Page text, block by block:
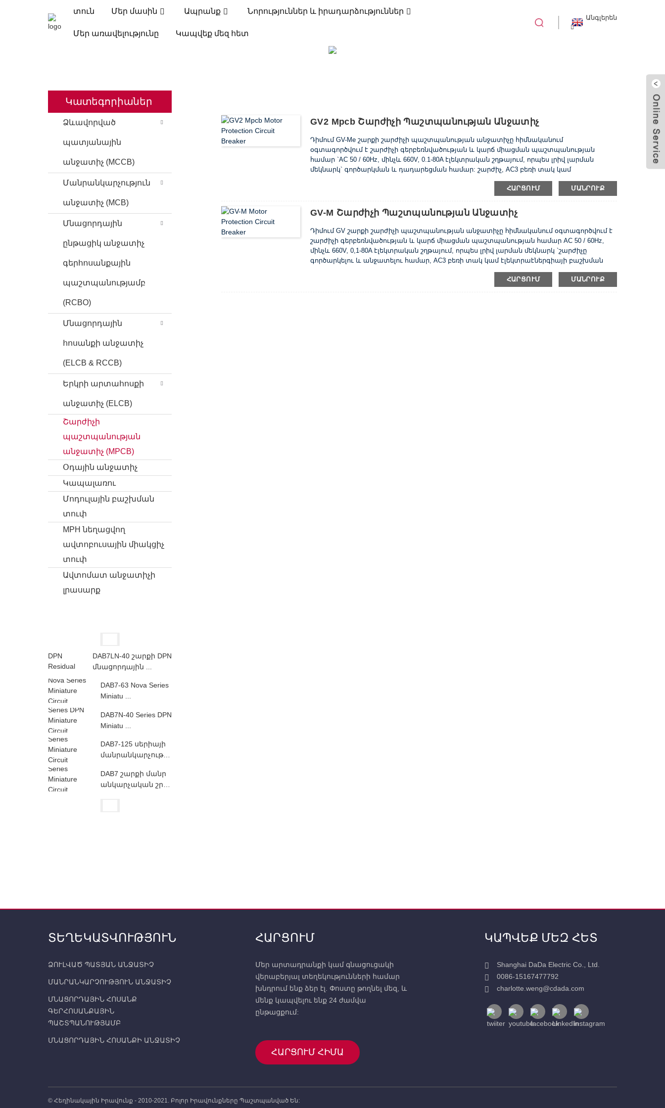
տուն Մեր մասին Ապրանք Նորություններ և իրադարձություններ
Մեր առավելությունը Կապվեք մեզ հետ
Անգլերեն
Կատեգորիաներ
Ձևավորված
պատյանային
անջատիչ (MCCB)
Մանրանկարչություն
անջատիչ (MCB)
Մնացորդային
ընթացիկ անջատիչ
գերհոսանքային
պաշտպանությամբ
(RCBO)
Մնացորդային
հոսանքի անջատիչ
(ELCB & RCCB)
Երկրի արտահոսքի
անջատիչ (ELCB)
Շարժիչի
պաշտպանության
անջատիչ (MPCB)
Օդային անջատիչ
Կապալառու
Մոդուլային բաշխման
տուփ
MPH նեղացվող
ավտոբուսային միակցիչ
տուփ
Ավտոմատ անջատիչի
լրասարք
DAB7LN-40 շարքի DPN
մնացորդային ...
DAB7-63 Nova Series
Miniatu ...
DAB7N-40 Series DPN
Miniatu ...
DAB7-125 սերիայի
մանրանկարչությո
DAB7 շարքի մանր
անկարչական շրջ
GV2 Mpcb Շարժիչի Պաշտպանության Անջատիչ
Դիմում GV-Me շարքի շարժիչի պաշտպանության անջատիչը հիմնականում
օգտագործվում է շարժիչի գերբեռնվածության և կարճ միացման պաշտպանության
համար `AC 50 / 60Hz, մինչև 660V, 0.1-80A էլեկտրական շղթայում, որպես լրիվ լարման
մեկնարկ` գործարկման և դադարեցման համար: շարժիչ, AC3 բեռի տակ կամ
էլեկտրաէներգիայի բաշխման ցանցում միացումից և էլեկտրական սարքավորումից
գերբեռնվածությունից և կարճ միացումից պաշտպանելու համար: Տեխնիկական տեսակ
գնահատումներ AC-3 կարգի մեջ Ընթացիկ կարգավորման տիրույթ (A) ...
ՀԱՐՑՈՒՄ ՄԱՆՐՈՒՔ
GV-M Շարժիչի Պաշտպանության Անջատիչ
Դիմում GV շարքի շարժիչի պաշտպանության անջատիչը հիմնականում օգտագործվում է
շարժիչի գերբեռնվածության և կարճ միացման պաշտպանության համար AC 50 / 60Hz,
մինչև 660V, 0,1-80A էլեկտրական շղթայում, որպես լրիվ լարման մեկնարկ `շարժիչը
գործարկելու և անջատելու համար, AC3 բեռի տակ կամ էլեկտրաէներգիայի բաշխման
ցանցում շղթայի և էլեկտրասարքավորումների գերբեռնվածության և կարճ միացման
պաշտպանության համար: Տեխնիկական տեսակ Տեսակ 3-փուլային շարժիչների 50 / 60Hz
ՀԱՐՑՈՒՄ ՄԱՆՐՈՒՔ
ՏԵՂԵԿԱՏՎՈՒԹՅՈՒՆ
ՁՈՒԼՎԱԾ ՊԱՏՅԱՆ ԱՆՋԱՏԻՉ
ՄԱՆՐԱՆԿԱՐՉՈՒԹՅՈՒՆ ԱՆՋԱՏԻՉ
ՄՆԱՑՈՐԴԱՅԻՆ ՀՈՍԱՆՔ
ԳԵՐՀՈՍԱՆՔԱՅԻՆ
ՊԱՇՏՊԱՆՈՒԹՅԱՄԲ
ՄՆԱՑՈՐԴԱՅԻՆ ՀՈՍԱՆՔԻ ԱՆՋԱՏԻՉ
ՀԱՐՑՈՒՄ
Մեր արտադրանքի կամ գնացուցակի
վերաբերյալ տեղեկությունների համար
խնդրում ենք ձեր էլ. Փոստը թողնել մեզ, և
մենք կապվելու ենք 24 ժամվա
ընթացքում:
ՀԱՐՑՈՒՄ ՀԻՄԱ
ԿԱՊՎԵՔ ՄԵԶ ՀԵՏ
Shanghai DaDa Electric Co., Ltd.
0086-15167477792
charlotte.weng@cdada.com
© Հեղինակային Իրավունք - 2010-2021. Բոլոր Իրավունքները Պաշտպանված Են: